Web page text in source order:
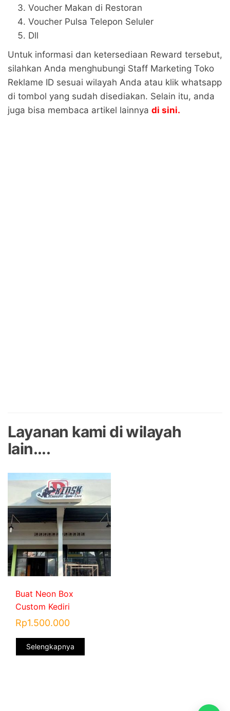
Voucher Makan di Restoran
Voucher Pulsa Telepon Seluler
Dll
Untuk informasi dan ketersediaan Reward tersebut,
silahkan Anda menghubungi Staff Marketing Toko
Reklame ID sesuai wilayah Anda atau klik whatsapp
di tombol yang sudah disediakan. Selain itu, anda
juga bisa membaca artikel lainnya di sini.
Layanan kami di wilayah
lain....
Buat Neon Box
Custom Kediri
Rp1.500.000
Selengkapnya